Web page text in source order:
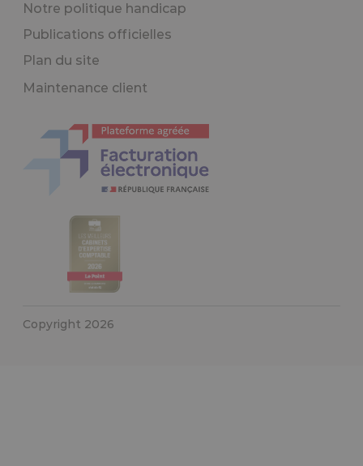
Notre politique handicap
Publications officielles
Plan du site
Maintenance client
Copyright 2026